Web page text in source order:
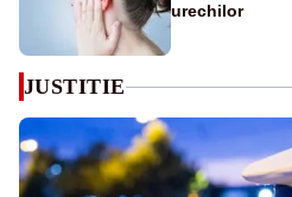
urechilor
JUSTITIE